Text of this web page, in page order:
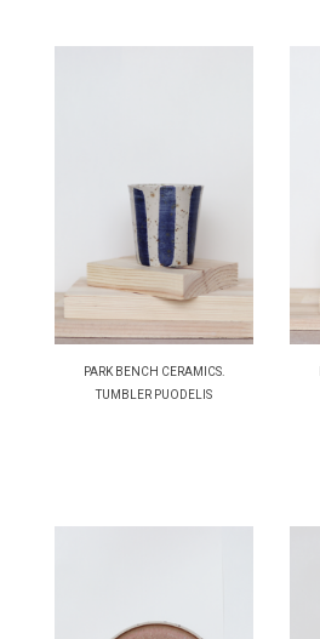
PARK BENCH CERAMICS.
TUMBLER PUODELIS